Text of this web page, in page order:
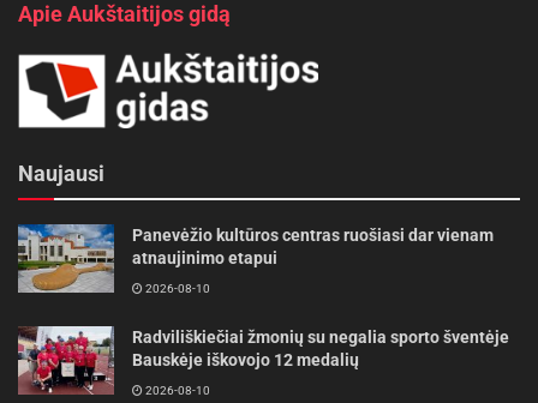
Apie Aukštaitijos gidą
Naujausi
Panevėžio kultūros centras ruošiasi dar vienam
atnaujinimo etapui
2026-08-10
Radviliškiečiai žmonių su negalia sporto šventėje
Bauskėje iškovojo 12 medalių
2026-08-10